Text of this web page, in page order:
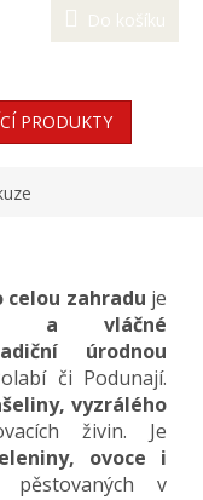
Do košíku
PRODUKTY
celou zahradu je
a vláčné
úrodnou
či Podunají.
vyzrálého
živin. Je
ovoce i
pěstovaných v